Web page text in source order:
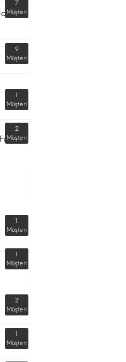
7
Müşteri
9
Müşteri
1
Müşteri
2
Müşteri
1
Müşteri
1
Müşteri
2
Müşteri
1
Müşteri